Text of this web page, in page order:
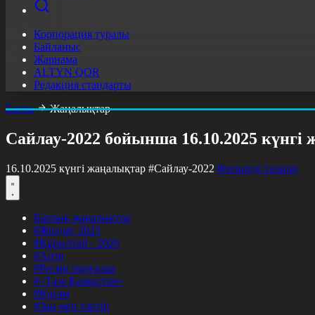
Корпорация туралы
Байланыс
Жарнама
ALTYN QOR
Редакция стандарты
Басты
Жаңалықтар
Сайлау-2022 бойынша 16.10.2025 күнгі
16.10.2025 күнгі жаңалықтар #Сайлау-2022 Фильтрді тазалау
Барлық жаңалықтар
#Жолдау 2025
#Құрылтай - 2026
#Апта
#Ресми оқиғалар
#«Таза Қазақстан»
#Қоғам
#Заң мен тәртіп